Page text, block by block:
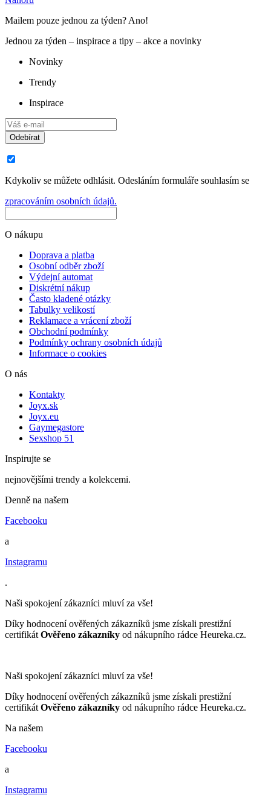
Mailem pouze jednou za týden? Ano!
Jednou za týden – inspirace a tipy – akce a novinky
Novinky
Trendy
Inspirace
Odebírat
Kdykoliv se můžete odhlásit. Odesláním formuláře souhlasím se
zpracováním osobních údajů.
O nákupu
Doprava a platba
Osobní odběr zboží
Výdejní automat
Diskrétní nákup
Často kladené otázky
Tabulky velikostí
Reklamace a vrácení zboží
Obchodní podmínky
Podmínky ochrany osobních údajů
Informace o cookies
O nás
Kontakty
Joyx.sk
Joyx.eu
Gaymegastore
Sexshop 51
Inspirujte se
nejnovějšími trendy a kolekcemi.
Denně na našem
Facebooku
a
Instagramu
.
Naši spokojení zákazníci mluví za vše!
Díky hodnocení ověřených zákazníků jsme získali prestižní
certifikát Ověřeno zákazníky od nákupního rádce Heureka.cz.
Naši spokojení zákazníci mluví za vše!
Díky hodnocení ověřených zákazníků jsme získali prestižní
certifikát Ověřeno zákazníky od nákupního rádce Heureka.cz.
Na našem
Facebooku
a
Instagramu